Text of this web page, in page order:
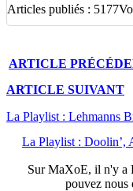
Articles publiés : 5177
ARTICLE
ARTICLE SUIVANT
La Playlist : Lehmanns
La Playlist : Doolin’,
SurMaXoE, il n'y a
pouvez nous